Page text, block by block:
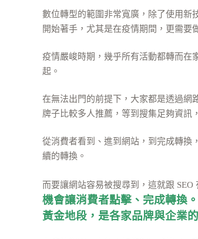
數位轉型的範圍非常寬廣，除了使用新
開始著手，尤其是在疫情期間，更需要
疫情嚴峻時期，幾乎所有活動都轉而在
起。
在無法出門的前提下，大家都是透過網
牌子比較多人推薦，等到搜集足夠資訊
從消費者看到、進到網站，到完成轉換
續的轉換。
而要讓網站容易被搜尋到，這就跟 SEO
機會讓消費者點擊、完成轉換
黃金地段，是各家品牌與企業